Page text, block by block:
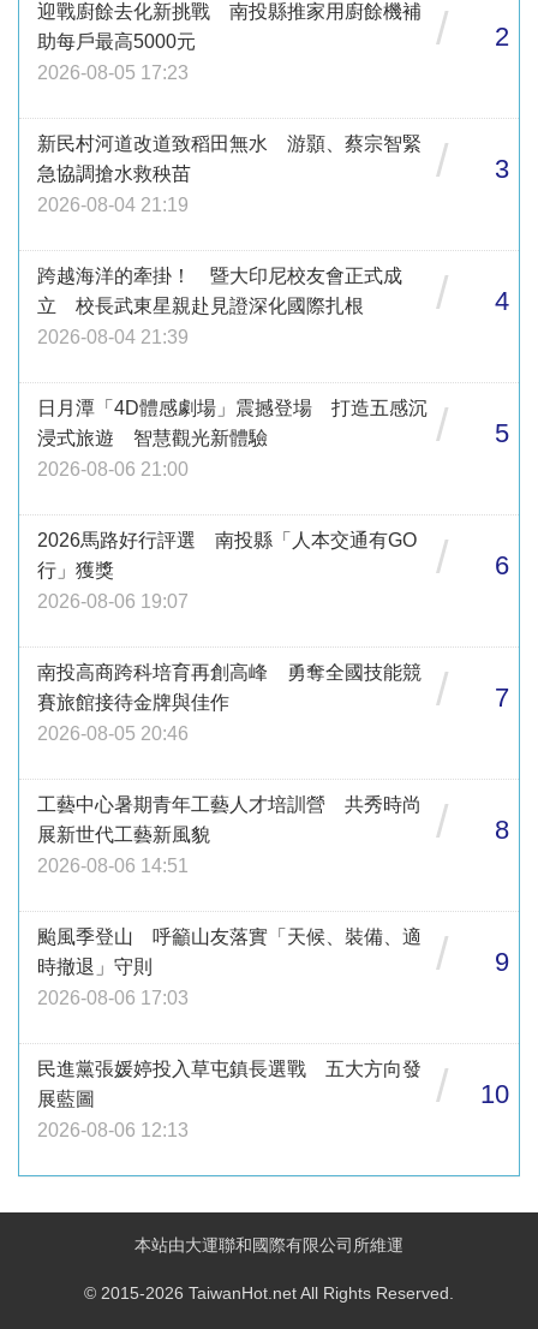
迎戰廚餘去化新挑戰 南投縣推家用廚餘機補
助每戶最高5000元
2026-08-05 17:23
/ 2
新民村河道改道致稻田無水 游顥、蔡宗智緊
急協調搶水救秧苗
2026-08-04 21:19
/ 3
跨越海洋的牽掛！ 暨大印尼校友會正式成
立 校長武東星親赴見證深化國際扎根
2026-08-04 21:39
/ 4
日月潭「4D體感劇場」震撼登場 打造五感沉
浸式旅遊 智慧觀光新體驗
2026-08-06 21:00
/ 5
2026馬路好行評選 南投縣「人本交通有GO
行」獲獎
2026-08-06 19:07
/ 6
南投高商跨科培育再創高峰 勇奪全國技能競
賽旅館接待金牌與佳作
2026-08-05 20:46
/ 7
工藝中心暑期青年工藝人才培訓營 共秀時尚
展新世代工藝新風貌
2026-08-06 14:51
/ 8
颱風季登山 呼籲山友落實「天候、裝備、適
時撤退」守則
2026-08-06 17:03
/ 9
民進黨張媛婷投入草屯鎮長選戰 五大方向發
展藍圖
2026-08-06 12:13
/ 10
本站由大運聯和國際有限公司所維運
© 2015-2026 TaiwanHot.net All Rights Reserved.